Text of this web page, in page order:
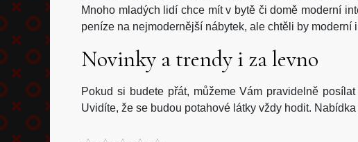
Mnoho mladých lidí chce mít v bytě či domě moderní
peníze na nejmodernější nábytek, ale chtěli by
Novinky a trendy i za levno
Pokud si budete přát, můžeme Vám pravidelně
Uvidíte, že se budou potahové látky vždy hodit.